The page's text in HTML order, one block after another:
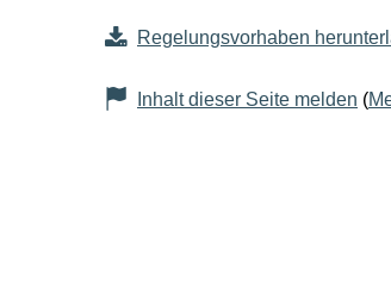
Regelungsvorhaben
Inhalt dieser Seite melden (